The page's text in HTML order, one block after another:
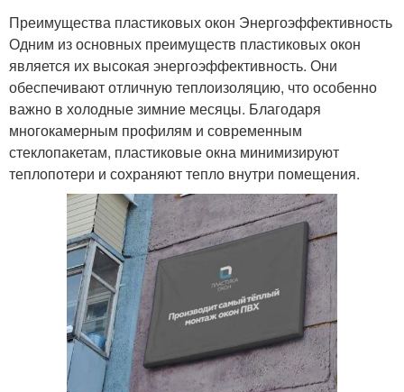
Преимущества пластиковых окон Энергоэффективность
Одним из основных преимуществ пластиковых окон
является их высокая энергоэффективность. Они
обеспечивают отличную теплоизоляцию, что особенно
важно в холодные зимние месяцы. Благодаря
многокамерным профилям и современным
стеклопакетам, пластиковые окна минимизируют
теплопотери и сохраняют тепло внутри помещения.